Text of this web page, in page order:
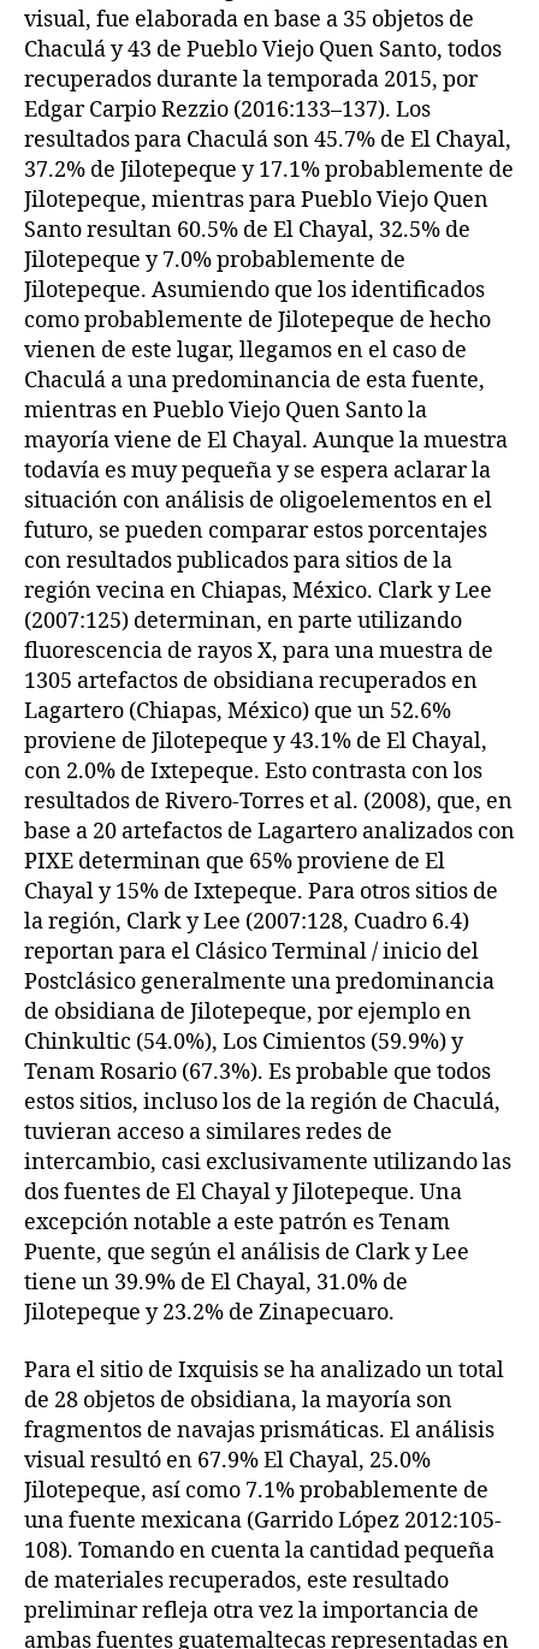
visual, fue elaborada en base a 35 objetos de
Chaculá y 43 de Pueblo Viejo Quen Santo, todos
recuperados durante la temporada 2015, por
Edgar Carpio Rezzio (2016:133–137). Los
resultados para Chaculá son 45.7% de El Chayal,
37.2% de Jilotepeque y 17.1% probablemente de
Jilotepeque, mientras para Pueblo Viejo Quen
Santo resultan 60.5% de El Chayal, 32.5% de
Jilotepeque y 7.0% probablemente de
Jilotepeque. Asumiendo que los identificados
como probablemente de Jilotepeque de hecho
vienen de este lugar, llegamos en el caso de
Chaculá a una predominancia de esta fuente,
mientras en Pueblo Viejo Quen Santo la
mayoría viene de El Chayal. Aunque la muestra
todavía es muy pequeña y se espera aclarar la
situación con análisis de oligoelementos en el
futuro, se pueden comparar estos porcentajes
con resultados publicados para sitios de la
región vecina en Chiapas, México. Clark y Lee
(2007:125) determinan, en parte utilizando
fluorescencia de rayos X, para una muestra de
1305 artefactos de obsidiana recuperados en
Lagartero (Chiapas, México) que un 52.6%
proviene de Jilotepeque y 43.1% de El Chayal,
con 2.0% de Ixtepeque. Esto contrasta con los
resultados de Rivero-Torres et al. (2008), que, en
base a 20 artefactos de Lagartero analizados con
PIXE determinan que 65% proviene de El
Chayal y 15% de Ixtepeque. Para otros sitios de
la región, Clark y Lee (2007:128, Cuadro 6.4)
reportan para el Clásico Terminal / inicio del
Postclásico generalmente una predominancia
de obsidiana de Jilotepeque, por ejemplo en
Chinkultic (54.0%), Los Cimientos (59.9%) y
Tenam Rosario (67.3%). Es probable que todos
estos sitios, incluso los de la región de Chaculá,
tuvieran acceso a similares redes de
intercambio, casi exclusivamente utilizando las
dos fuentes de El Chayal y Jilotepeque. Una
excepción notable a este patrón es Tenam
Puente, que según el análisis de Clark y Lee
tiene un 39.9% de El Chayal, 31.0% de
Jilotepeque y 23.2% de Zinapecuaro.
Para el sitio de Ixquisis se ha analizado un total
de 28 objetos de obsidiana, la mayoría son
fragmentos de navajas prismáticas. El análisis
visual resultó en 67.9% El Chayal, 25.0%
Jilotepeque, así como 7.1% probablemente de
una fuente mexicana (Garrido López 2012:105-
108). Tomando en cuenta la cantidad pequeña
de materiales recuperados, este resultado
preliminar refleja otra vez la importancia de
ambas fuentes guatemaltecas representadas en